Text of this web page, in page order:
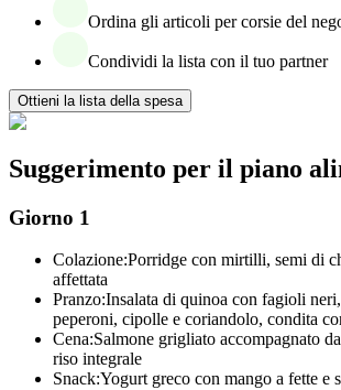
Ordina gli articoli per corsie del
Condividi la lista con il tuo partner
Ottieni la lista della spesa
Suggerimento per il piano
Giorno 1
Colazione:Porridge con mirtilli, semi di
affettata
Pranzo:Insalata di quinoa con fagioli
peperoni, cipolle e coriandolo, condita
Cena:Salmone grigliato accompagnato
riso integrale
Snack:Yogurt greco con mango a fette e